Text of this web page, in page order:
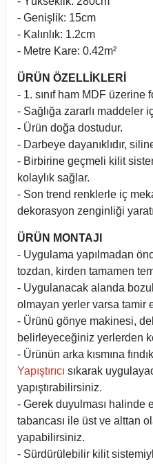
- Genişlik: 15cm
- Kalınlık: 1.2cm
- Metre Kare: 0.42m²
ÜRÜN ÖZELLİKLERİ
- 1. sınıf ham MDF üzerine
- Sağlığa zararlı maddeler
- Ürün doğa dostudur.
- Darbeye dayanıklıdır,
- Birbirine geçmeli kilit
kolaylık sağlar.
- Son trend renklerle iç
dekorasyon zenginliği
ÜRÜN MONTAJI
- Uygulama yapılmadan
tozdan, kirden tamamen
- Uygulanacak alanda
olmayan yerler varsa tamir
- Ürünü gönye makinesi,
belirleyeceğiniz yerlerden
- Ürünün arka kısmına
Yapıştırıcı sıkarak
yapıştırabilirsiniz.
- Gerek duyulması halinde
tabancası ile üst ve alttan
yapabilirsiniz.
- Sürdürülebilir kilit